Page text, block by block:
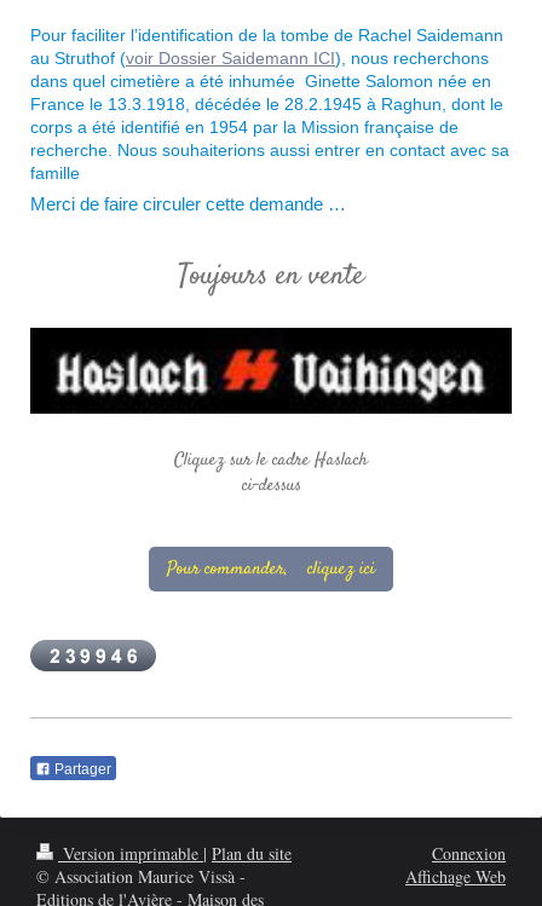
Pour faciliter l’identification de la tombe de Rachel Saidemann
au Struthof (voir Dossier Saidemann ICI), nous recherchons
dans quel cimetière a été inhumée Ginette Salomon née en
France le 13.3.1918, décédée le 28.2.1945 à Raghun, dont le
corps a été identifié en 1954 par la Mission française de
recherche. Nous souhaiterions aussi entrer en contact avec sa
famille
Merci de faire circuler cette demande …
Toujours en vente
Cliquez sur le cadre Haslach
ci-dessus
Pour commander, cliquez ici
Partager
Version imprimable | Plan du site
© Association Maurice Vissà -
Editions de l'Avière - Maison des
Connexion
Affichage Web